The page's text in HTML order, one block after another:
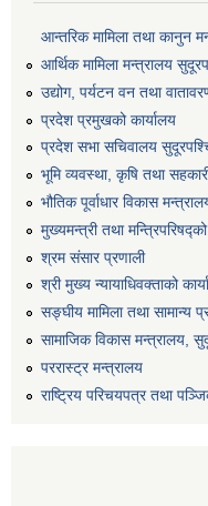
आन्तरिक मामिला तथा कानुन
आर्थिक मामिला मन्त्रालय
उद्योग, पर्यटन वन तथा
प्रदेश प्रमुखको कार्यालय
प्रदेश सभा सचिवालय
भूमि व्यवस्था, कृषि तथा
भौतिक पूर्वाधार विकास
मुख्यमन्त्री तथा
श्रम संसार प्रणाली
श्री मुख्य न्यायाधिवक्ताको
सङ्‍घीय मामिला तथा सामान्य
सामाजिक विकास मन्त्रालय,
पररास्ट्र मन्त्रालय
राष्ट्रिय परिचयपत्र तथा